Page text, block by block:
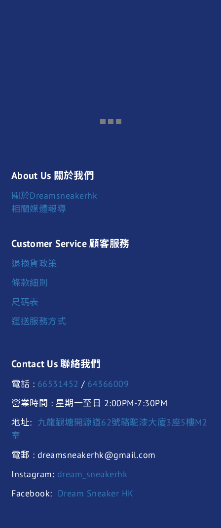
About Us 關於我們
關於Dreamsneakerhk
相關媒體報導
Customer Service 顧客服務
退換貨政策
條款細則
尺碼表
運送服務方式
Contact Us 聯絡我們
電話 : 66531452 / 64366009
營業時間 : 星期一至日 2:00PM-7:30PM
地址:
九龍觀塘開源道62號駱駝漆大廈3座5樓M2
室
電郵 : dreamsneakerhk@gmail.com
Instagram: dream_sneakerhk
Facebook: Dream Sneaker HK